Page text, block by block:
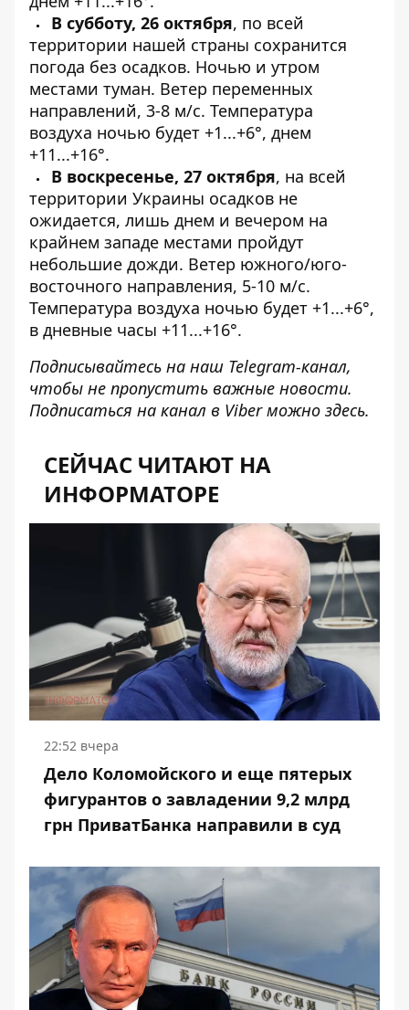
В субботу, 26 октября, по всей
территории нашей страны сохранится
погода без осадков. Ночью и утром
местами туман. Ветер переменных
направлений, 3-8 м/с. Температура
воздуха ночью будет +1...+6°, днем ​​
+11...+16°.
В воскресенье, 27 октября, на всей
территории Украины осадков не
ожидается, лишь днем ​​и вечером на
крайнем западе местами пройдут
небольшие дожди. Ветер южного/юго-
восточного направления, 5-10 м/с.
Температура воздуха ночью будет +1...+6°,
в дневные часы +11...+16°.
Подписывайтесь на наш Telegram-канал,
чтобы не пропустить важные новости.
Подписаться на канал в Viber можно здесь.
СЕЙЧАС ЧИТАЮТ НА
ИНФОРМАТОРЕ
22:52 вчера
Дело Коломойского и еще пятерых
фигурантов о завладении 9,2 млрд
грн ПриватБанка направили в суд